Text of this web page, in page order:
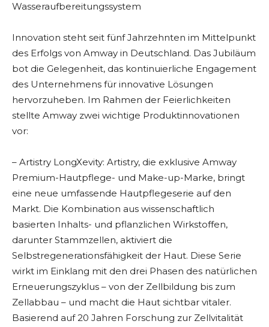
Wasseraufbereitungssystem
Innovation steht seit fünf Jahrzehnten im Mittelpunkt
des Erfolgs von Amway in Deutschland. Das Jubiläum
bot die Gelegenheit, das kontinuierliche Engagement
des Unternehmens für innovative Lösungen
hervorzuheben. Im Rahmen der Feierlichkeiten
stellte Amway zwei wichtige Produktinnovationen
vor:
– Artistry LongXevity: Artistry, die exklusive Amway
Premium-Hautpflege- und Make-up-Marke, bringt
eine neue umfassende Hautpflegeserie auf den
Markt. Die Kombination aus wissenschaftlich
basierten Inhalts- und pflanzlichen Wirkstoffen,
darunter Stammzellen, aktiviert die
Selbstregenerationsfähigkeit der Haut. Diese Serie
wirkt im Einklang mit den drei Phasen des natürlichen
Erneuerungszyklus – von der Zellbildung bis zum
Zellabbau – und macht die Haut sichtbar vitaler.
Basierend auf 20 Jahren Forschung zur Zellvitalität